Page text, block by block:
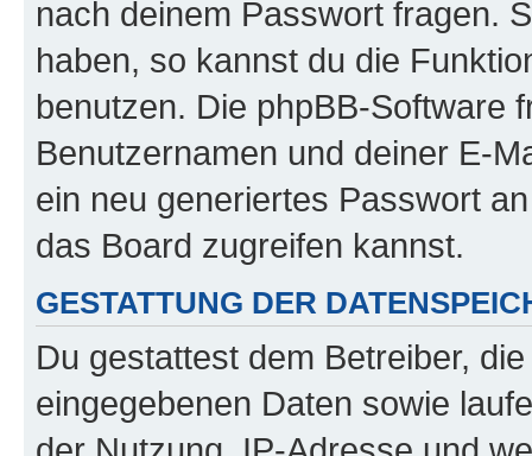
nach deinem Passwort fragen.
haben, so kannst du die
benutzen. Die phpBB-Software
Benutzernamen und deiner E-
ein neu generiertes Passwort
das Board zugreifen kannst.
GESTATTUNG DER
Du gestattest dem Betreiber,
eingegebenen Daten sowie